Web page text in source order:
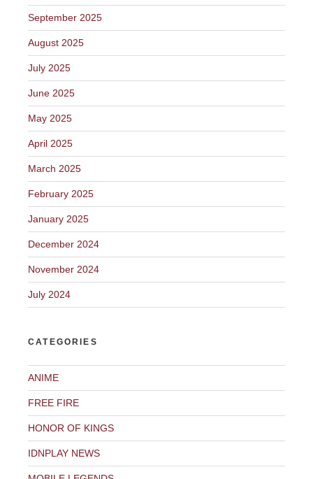
September 2025
August 2025
July 2025
June 2025
May 2025
April 2025
March 2025
February 2025
January 2025
December 2024
November 2024
July 2024
CATEGORIES
ANIME
FREE FIRE
HONOR OF KINGS
IDNPLAY NEWS